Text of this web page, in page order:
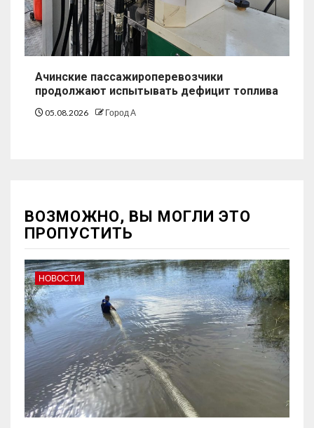
Ачинские пассажироперевозчики
продолжают испытывать дефицит топлива
05.08.2026 Город А
ВОЗМОЖНО, ВЫ МОГЛИ ЭТО
ПРОПУСТИТЬ
НОВОСТИ